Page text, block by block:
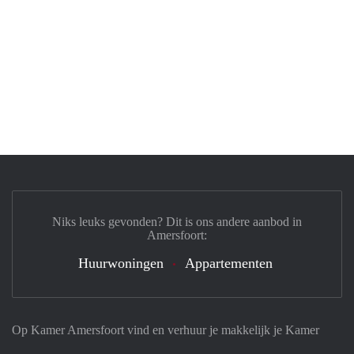
Op Kamer Amersfoort vind en verhuur je makkelijk je Kamer
Niks leuks gevonden? Dit is ons andere aanbod in
Amersfoort:
Huurwoningen Appartementen